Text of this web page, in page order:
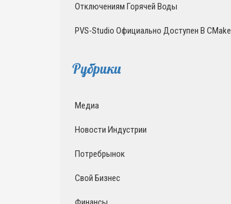
Отключениям Горячей Воды
PVS-Studio Официально Доступен В CMake
Рубрики
Медиа
Новости Индустрии
Потребрынок
Свой Бизнес